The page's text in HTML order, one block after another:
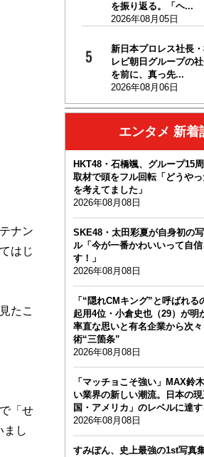
ナン
はじ
たこ
「せ
まし
を振り返る。「ヘ...
2026年08月05日
新日本プロレス社長
レビ朝日グループの
を前に、真っ先...
2026年08月06日
エンタメ 新着
HKT48・石橋颯、グループ15
取材で頭をフル回転「どうや
を考えてました」
2026年08月08日
SKE48・太田彩夏が自身初の
ル「今が一番かわいいって自
す！」
2026年08月08日
「“隠れCMキング”と呼ばれ
起用4位・小倉史也（29）が明
率直な思いと有名企業から次
術“三箇条”
2026年08月08日
「マッチョこそ強い」MAX鈴
い業界の新しい潮流。日本の
国・アメリカ」のレベルに達
2026年08月08日
すみぽん、史上最強の1st写真